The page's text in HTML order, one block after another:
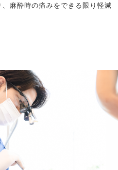
麻酔時の痛みをできる限り軽減